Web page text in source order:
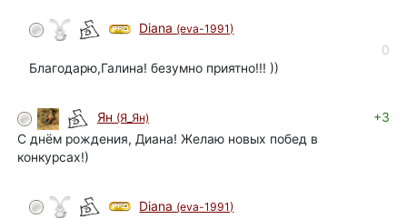
Diana (eva-1991)
0
Благодарю,Галина! безумно приятно!!! ))
Ян (Я_Ян)
+3
С днём рождения, Диана! Желаю новых побед в
конкурсах!)
Diana (eva-1991)